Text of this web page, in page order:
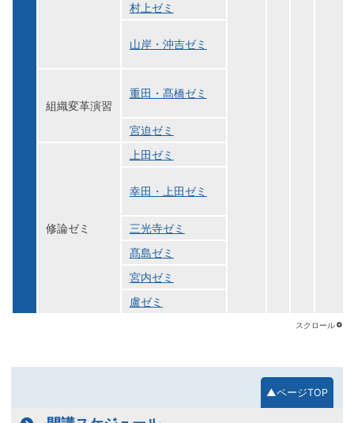
村上ゼミ
山岸・沖吉ゼミ
組織変革演習
重田・髙橋ゼミ
宮迫ゼミ
修論ゼミ
上田ゼミ
幸田・上田ゼミ
三光寺ゼミ
髙島ゼミ
宮内ゼミ
盧ゼミ
▲ページTOP